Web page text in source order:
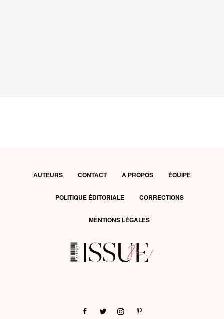
AUTEURS CONTACT À PROPOS ÉQUIPE
POLITIQUE ÉDITORIALE CORRECTIONS
MENTIONS LÉGALES